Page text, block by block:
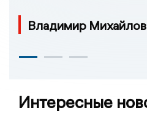
Владимир
Интересные